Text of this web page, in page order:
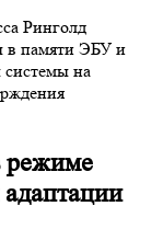
Ринголд
в памяти ЭБУ и
системы на
режиме